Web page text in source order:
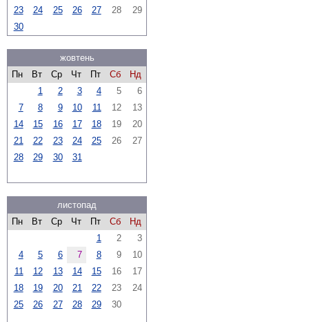
23
24 25 26 27 28
29
30
жовтень
Пн
Вт Ср Чт Пт Сб
Нд
1
2 3 4 5
6
7
8 9 10 11 12
13
14
15 16 17 18 19
20
21
22 23 24 25 26
27
28
29 30 31
листопад
Пн
Вт Ср Чт Пт Сб
Нд
1
2
3
4
5 6 7 8 9
10
11
12 13 14 15 16
17
18
19 20 21 22 23
24
25
26 27 28 29 30